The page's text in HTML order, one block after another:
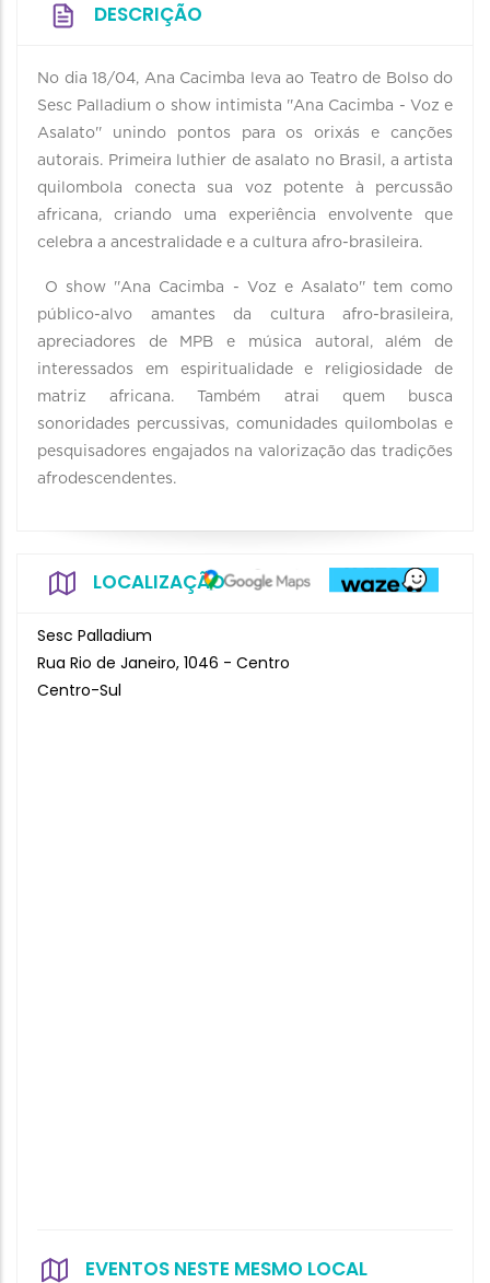
DESCRIÇÃO
No dia 18/04, Ana Cacimba leva ao Teatro de Bolso do
Sesc Palladium o show intimista ''Ana Cacimba - Voz e
Asalato'' unindo pontos para os orixás e canções
autorais. Primeira luthier de asalato no Brasil, a artista
quilombola conecta sua voz potente à percussão
africana, criando uma experiência envolvente que
celebra a ancestralidade e a cultura afro-brasileira.
O show ''Ana Cacimba - Voz e Asalato'' tem como
público-alvo amantes da cultura afro-brasileira,
apreciadores de MPB e música autoral, além de
interessados em espiritualidade e religiosidade de
matriz africana. Também atrai quem busca
sonoridades percussivas, comunidades quilombolas e
pesquisadores engajados na valorização das tradições
afrodescendentes.
LOCALIZAÇÃO
Sesc Palladium
Rua Rio de Janeiro, 1046 - Centro
Centro-Sul
EVENTOS NESTE MESMO LOCAL